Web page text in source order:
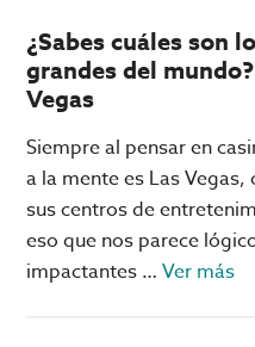
¿Sabes cuáles son
grandes del
Vegas
Siempre al pensar en
a la mente es Las
sus centros de
eso que nos parece
impactantes …Ver más